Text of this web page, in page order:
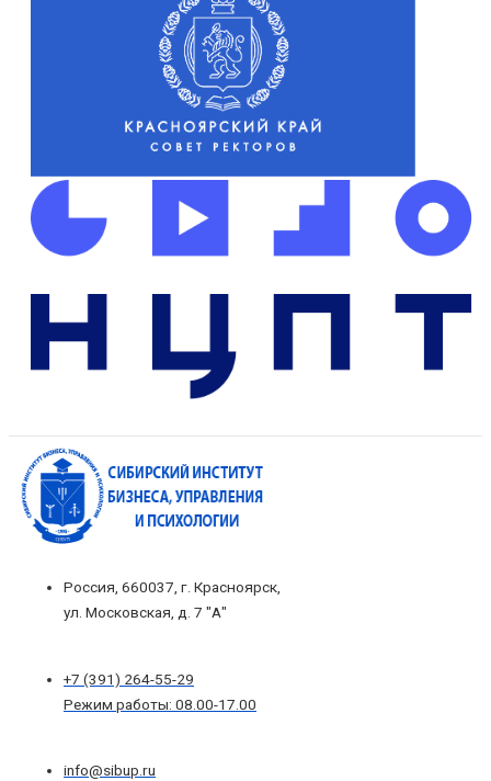
Россия, 660037, г. Красноярск,
ул. Московская, д. 7 "А"
+7 (391) 264-55-29
Режим работы: 08.00-17.00
info@sibup.ru